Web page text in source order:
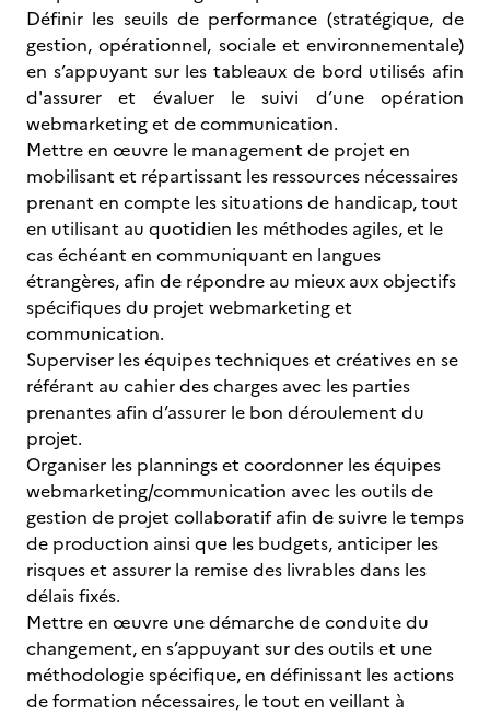
Définir les seuils de performance (stratégique, de
gestion, opérationnel, sociale et environnementale)
en s’appuyant sur les tableaux de bord utilisés afin
d'assurer et évaluer le suivi d’une opération
webmarketing et de communication.
Mettre en œuvre le management de projet en
mobilisant et répartissant les ressources nécessaires
prenant en compte les situations de handicap, tout
en utilisant au quotidien les méthodes agiles, et le
cas échéant en communiquant en langues
étrangères, afin de répondre au mieux aux objectifs
spécifiques du projet webmarketing et
communication.
Superviser les équipes techniques et créatives en se
référant au cahier des charges avec les parties
prenantes afin d’assurer le bon déroulement du
projet.
Organiser les plannings et coordonner les équipes
webmarketing/communication avec les outils de
gestion de projet collaboratif afin de suivre le temps
de production ainsi que les budgets, anticiper les
risques et assurer la remise des livrables dans les
délais fixés.
Mettre en œuvre une démarche de conduite du
changement, en s’appuyant sur des outils et une
méthodologie spécifique, en définissant les actions
de formation nécessaires, le tout en veillant à